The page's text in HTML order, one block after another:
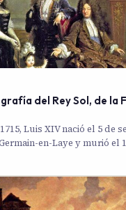
del Rey Sol, de la
Luis XIV nació el 5 de
en-Laye y murió el